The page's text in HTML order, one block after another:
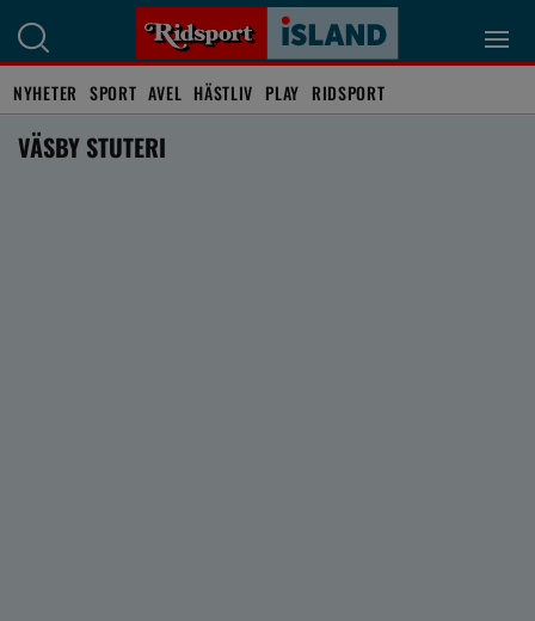
NYHETER SPORT AVEL HÄSTLIV PLAY RIDSPORT
VÄSBY STUTERI